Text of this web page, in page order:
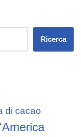
Ricerca
di cacao